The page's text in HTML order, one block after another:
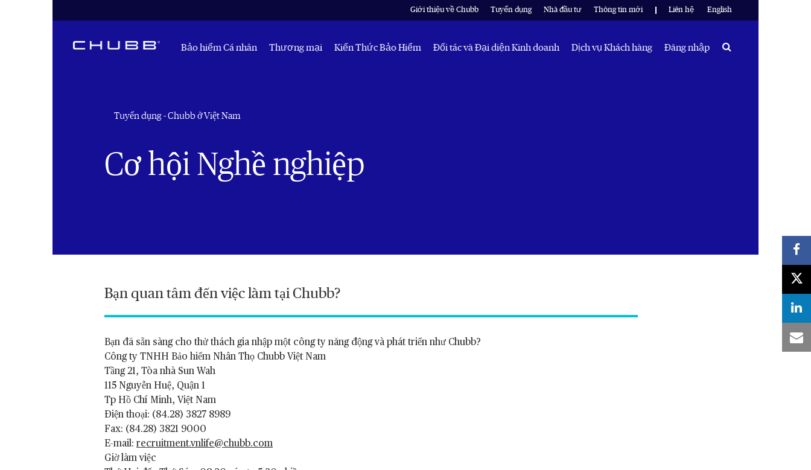
Giới thiệu về Chubb Tuyển dụng Nhà đầu tư Thông tin mới Liên hệ English
Bảo hiểm Cá nhân Thương mại Kiến Thức Bảo Hiểm Đối tác và Đại diện Kinh doanh Dịch vụ Khách hàng Đăng nhập Search
Tuyển dụng - Chubb ở Việt Nam
Cơ hội Nghề nghiệp
Bạn quan tâm đến việc làm tại Chubb?
Bạn đã sẵn sàng cho thử thách gia nhập một công ty năng động và phát triển như Chubb?
Công ty TNHH Bảo hiểm Nhân Thọ Chubb Việt Nam
Tầng 21, Tòa nhà Sun Wah
115 Nguyễn Huệ, Quận 1
Tp Hồ Chí Minh, Việt Nam
Điện thoại: (84.28) 3827 8989
Fax: (84.28) 3821 9000
E-mail: recruitment.vnlife@chubb.com
Giờ làm việc